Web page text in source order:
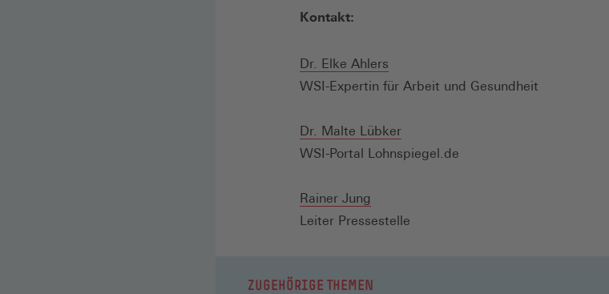
Kontakt:
Dr. Elke Ahlers
WSI-Expertin für Arbeit und Gesundheit
Dr. Malte Lübker
WSI-Portal Lohnspiegel.de
Rainer Jung
Leiter Pressestelle
ZUGEHÖRIGE THEMEN